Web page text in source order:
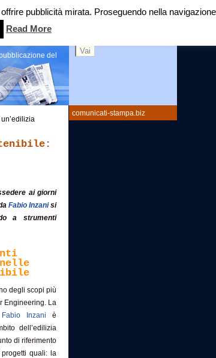
comunicati-stampa.biz
del
ai giorni
Fabio Inzanisi
a strumenti
degli scopi più
Engineering. La
Fabio Inzani è
dell’edilizia
di riferimento
quali: la
pubblicità mirata. Proseguendo nella
Read More